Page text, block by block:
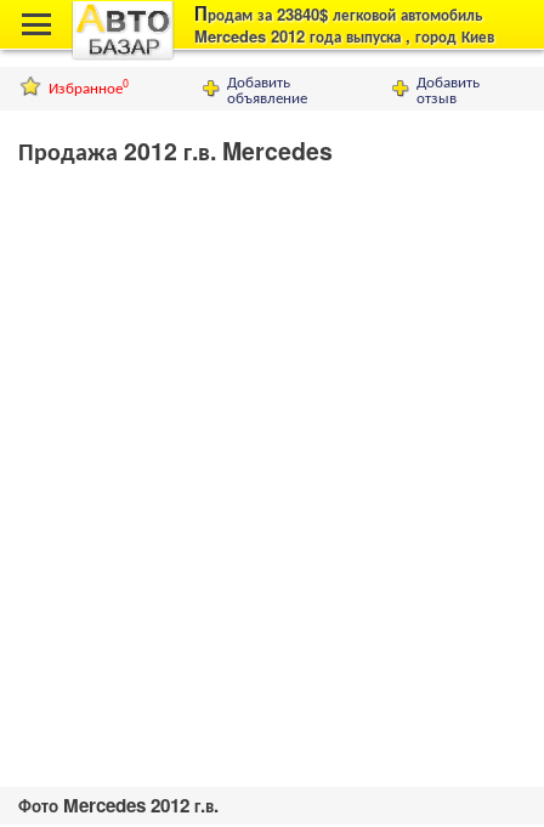
Продам за 23840$ легковой автомобиль
Mercedes 2012 года выпуска , город Киев
Добавить
отзыв
Добавить
объявление
Избранное0
Продажа 2012 г.в. Mercedes
Фото Mercedes 2012 г.в.